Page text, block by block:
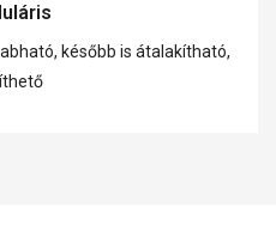
később is átalakítható,